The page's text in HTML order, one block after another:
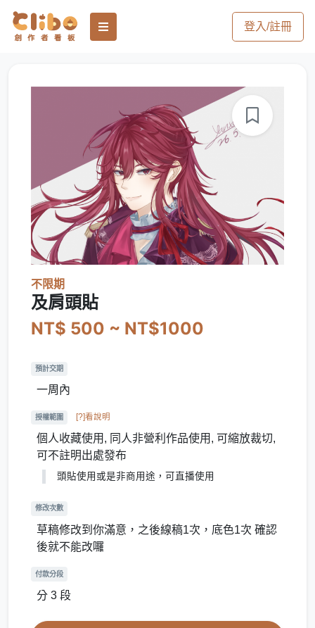
登入/註冊
不限期
及肩頭貼
NT$ 500 ~ NT$1000
預計交期
一周內
授權範圍 [?]看說明
個人收藏使用, 同人非營利作品使用, 可縮放裁切,
可不註明出處發布
頭貼使用或是非商用途，可直播使用
修改次數
草稿修改到你滿意，之後線稿1次，底色1次 確認
後就不能改囉
付款分段
分 3 段